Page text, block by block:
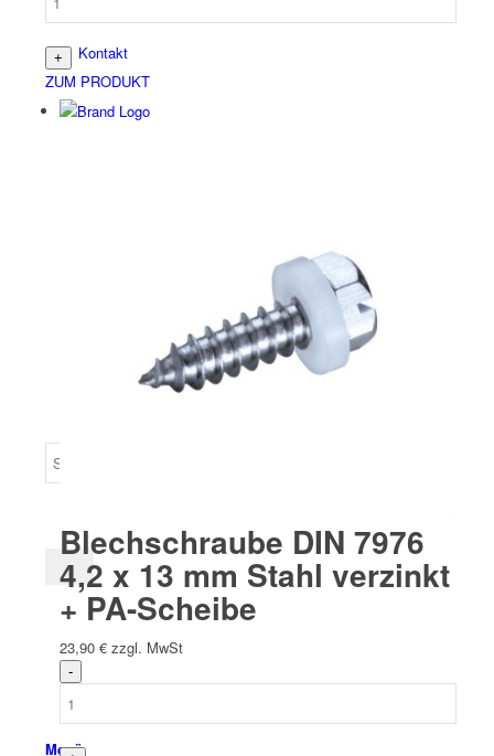
Kontakt
Menü
ZUM PRODUKT
Blechschraube DIN 7976
4,2 x 13 mm Stahl verzinkt
+ PA-Scheibe
23,90 € zzgl. MwSt